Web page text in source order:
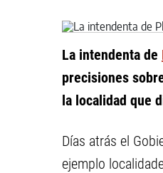
La intendenta de
precisiones
la localidad que
Días atrás el
ejemplo